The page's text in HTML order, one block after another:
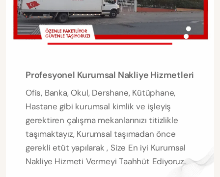
Profesyonel Kurumsal Nakliye Hizmetleri
Ofis, Banka, Okul, Dershane, Kütüphane,
Hastane gibi kurumsal kimlik ve işleyiş
gerektiren çalışma mekanlarınızı titizlikle
taşımaktayız, Kurumsal taşımadan önce
gerekli etüt yapılarak , Size En iyi Kurumsal
Nakliye Hizmeti Vermeyi Taahhüt Ediyoruz.